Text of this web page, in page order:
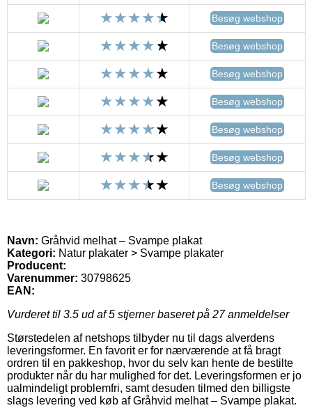
Besøg webshop
Besøg webshop
Besøg webshop
Besøg webshop
Besøg webshop
Besøg webshop
Besøg webshop
Navn: Gråhvid melhat – Svampe plakat
Kategori: Natur plakater > Svampe plakater
Producent:
Varenummer: 30798625
EAN:
Vurderet til 3.5 ud af 5 stjerner baseret på 27anmeldelser
Størstedelen af netshops tilbyder nu til dags alverdens
leveringsformer. En favorit er for nærværende at få bragt
ordren til en pakkeshop, hvor du selv kan hente de bestilte
produkter når du har mulighed for det. Leveringsformen er jo
ualmindeligt problemfri, samt desuden tilmed den billigste
slags levering ved køb af Gråhvid melhat – Svampe plakat.